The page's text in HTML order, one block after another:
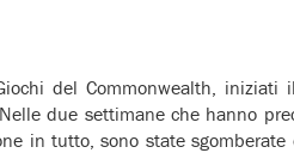
del Commonwealth, iniziati
due settimane che hanno
in tutto, sono state